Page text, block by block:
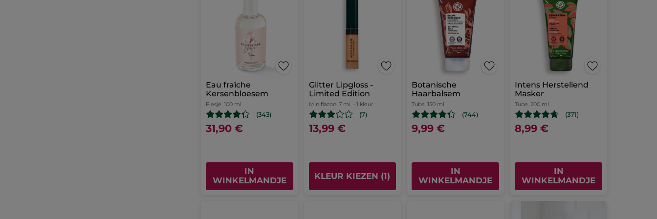
Eau fraîche
Kersenbloesem
Flesje 100 ml
(343)
31,90 €
IN
WINKELMANDJE
Glitter Lipgloss -
Limited Edition
Miniflacon 7 ml - 1 kleur
(7)
13,99 €
KLEUR KIEZEN (1)
Botanische
Haarbalsem
Tube 150 ml
(744)
9,99 €
IN
WINKELMANDJE
Intens Herstellend
Masker
Tube 200 ml
(371)
8,99 €
IN
WINKELMANDJE